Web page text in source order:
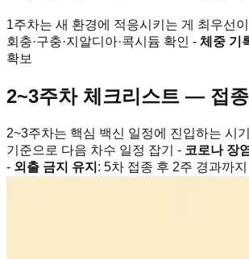
1주차는 새 환경에 적응시키는 게 최우선
회충·구충·지알디아·콕시듐 확인 - 체중 기
확보
2~3주차 체크리스트 — 접
2~3주차는 핵심 백신 일정에 진입하는 시
기준으로 다음 차수 일정 잡기 - 코로나 장
- 외출 금지 유지 : 5차 접종 후 2주 경과까지